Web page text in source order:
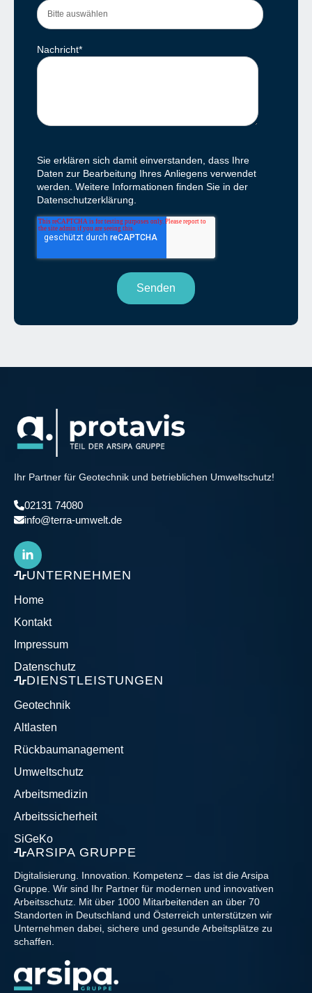
Nachricht*
Sie erklären sich damit einverstanden, dass Ihre
Daten zur Bearbeitung Ihres Anliegens verwendet
werden. Weitere Informationen finden Sie in der
Datenschutzerklärung.
Ihr Partner für Geotechnik und betrieblichen Umweltschutz!
02131 74080
info@terra-umwelt.de
UNTERNEHMEN
Home
Kontakt
Impressum
Datenschutz
DIENSTLEISTUNGEN
Geotechnik
Altlasten
Rückbaumanagement
Umweltschutz
Arbeitsmedizin
Arbeitssicherheit
SiGeKo
ARSIPA GRUPPE
Digitalisierung. Innovation. Kompetenz – das ist die Arsipa
Gruppe. Wir sind Ihr Partner für modernen und innovativen
Arbeitsschutz. Mit über 1000 Mitarbeitenden an über 70
Standorten in Deutschland und Österreich unterstützen wir
Unternehmen dabei, sichere und gesunde Arbeitsplätze zu
schaffen.